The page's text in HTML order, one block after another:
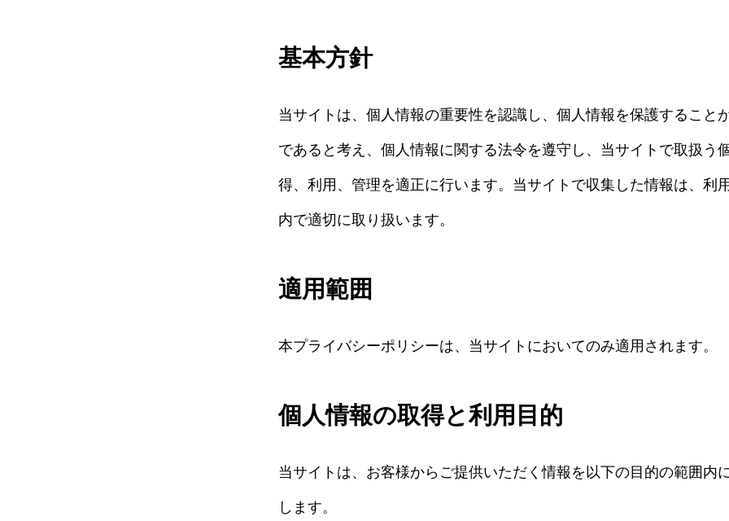
基本方針
当サイトは、個人情報の重要性を認識し、個人情報を保護すること
であると考え、個人情報に関する法令を遵守し、当サイトで取扱う
得、利用、管理を適正に行います。当サイトで収集した情報は、利
内で適切に取り扱います。
適用範囲
本プライバシーポリシーは、当サイトにおいてのみ適用されます。
個人情報の取得と利用目的
当サイトは、お客様からご提供いただく情報を以下の目的の範囲内
します。